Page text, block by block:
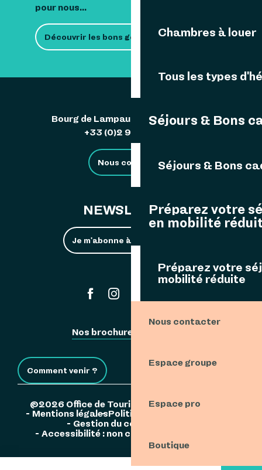
Chambres à louer
Tous les types
Séjours & Bons
Séjours & Bons
Préparez votre
en mobilité
Préparez votre
mobilité réduite
Nous contacter
Espace groupe
Espace pro
Boutique
pour nous...
Découvrir les bons gestes
Bourg de Lampaul 29242 Ouessant
+33 (0)2 98 48 85 83
Nous contacter
NEWSLETTER
Je m'abonne à la newsletter
Nos brochures
Comment venir ?
©2026 Office de Tourisme de l'Île d'Ouessant
Mentions légalesPolitique de confidentialité
Gestion du consentement
Accessibilité : non conforme